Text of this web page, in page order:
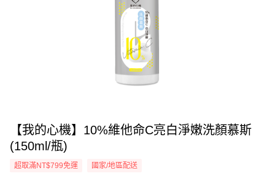
【我的心機】10%維他命C亮白淨嫩洗顏慕斯
(150ml/瓶)
超取滿NT$799免運 國家/地區配送